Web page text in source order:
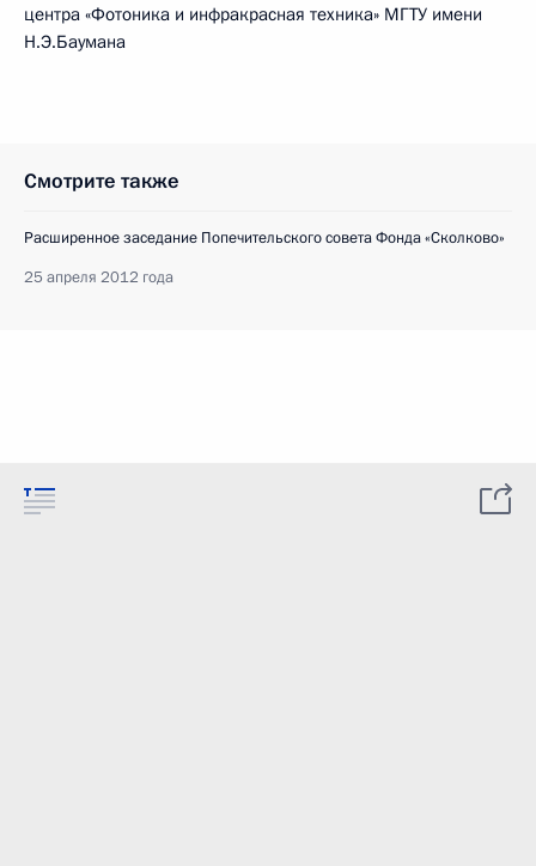
центра «Фотоника и инфракрасная техника» МГТУ имени
Н.Э.Баумана
Смотрите также
Расширенное заседание Попечительского совета Фонда «Сколково»
25 апреля 2012 года